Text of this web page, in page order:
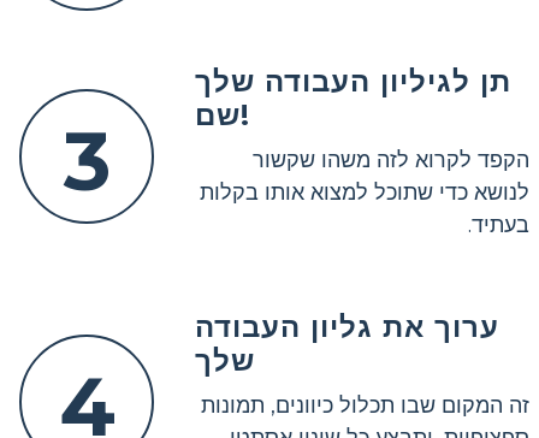
3
תן לגיליון העבודה שלך
שם!
הקפד לקרוא לזה משהו שקשור
לנושא כדי שתוכל למצוא אותו בקלות
בעתיד.
4
ערוך את גליון העבודה
שלך
זה המקום שבו תכלול כיוונים, תמונות